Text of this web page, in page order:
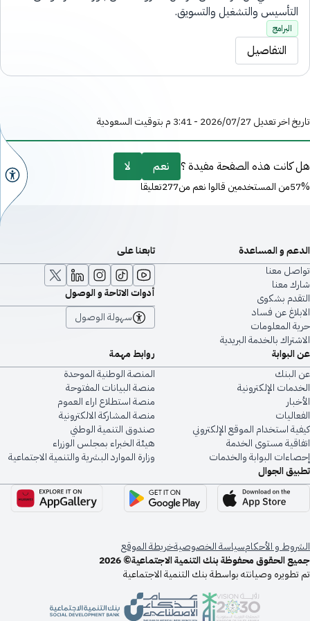
التأسيس والتشغيل والتسويق.
البرامج
التفاصيل
تاريخ اخر تعديل 27‏/07‏/2026 - 3:41 م بتوقيت السعودية
هل كانت هذه الصفحة مفيدة ؟ نعم لا
57%من المستخدمين قالوا نعم من277تعليقا
عن البوابة
عن البنك
الخدمات الإلكترونية
الأخبار
الفعاليات
كيفية استخدام الموقع الإلكتروني
اتفاقية مستوى الخدمة
إحصاءات البوابة والخدمات
روابط مهمة
المنصة الوطنية الموحدة
منصة البيانات المفتوحة
منصة استطلاع اراء العموم
منصة المشاركة الالكترونية
صندوق التنمية الوطني
هيئة الخبراء بمجلس الوزراء
وزارة الموارد البشرية والتنمية الاجتماعية
الدعم و المساعدة
تواصل معنا
شارك معنا
التقدم بشكوى
الابلاغ عن فساد
حرية المعلومات
الاشتراك بالخدمة البريدية
تابعنا على
أدوات الاتاحة و الوصول
سهولة الوصول
تطبيق الجوال
الشروط و الأحكامسياسة الخصوصيةخريطة الموقع
جميع الحقوق محفوظة بنك التنمية الاجتماعية© 2026
تم تطويره وصيانته بواسطة بنك التنمية الاجتماعية